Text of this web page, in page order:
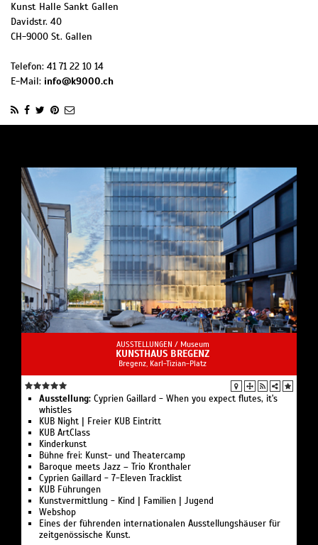
Kunst Halle Sankt Gallen
Davidstr. 40
CH-9000 St. Gallen
Telefon: 41 71 22 10 14
E-Mail: info@k9000.ch
AUSSTELLUNGEN / Museum
KUNSTHAUS BREGENZ
Bregenz, Karl-Tizian-Platz
Ausstellung: Cyprien Gaillard - When you expect flutes, it's
whistles
KUB Night | Freier KUB Eintritt
KUB ArtClass
Kinderkunst
Bühne frei: Kunst- und Theatercamp
Baroque meets Jazz – Trio Kronthaler
Cyprien Gaillard - 7-Eleven Tracklist
KUB Führungen
Kunstvermittlung - Kind | Familien | Jugend
Webshop
Eines der führenden internationalen Ausstellungshäuser für
zeitgenössische Kunst.